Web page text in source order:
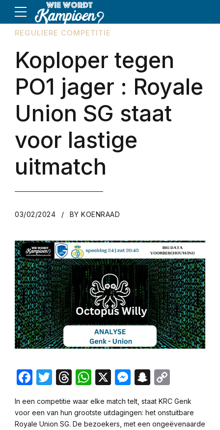
REGULIERE COMPETITIE
Koploper tegen
PO1 jager : Royale
Union SG staat
voor lastige
uitmatch
03/02/2024 BY KOENRAAD
Facebook
Twitter
Threads
WhatsApp
X Messenger
Snapchat
In een competitie waar elke match telt, staat KRC Genk
voor een van hun grootste uitdagingen: het onstuitbare
Royale Union SG. De bezoekers, met een ongeëvenaarde